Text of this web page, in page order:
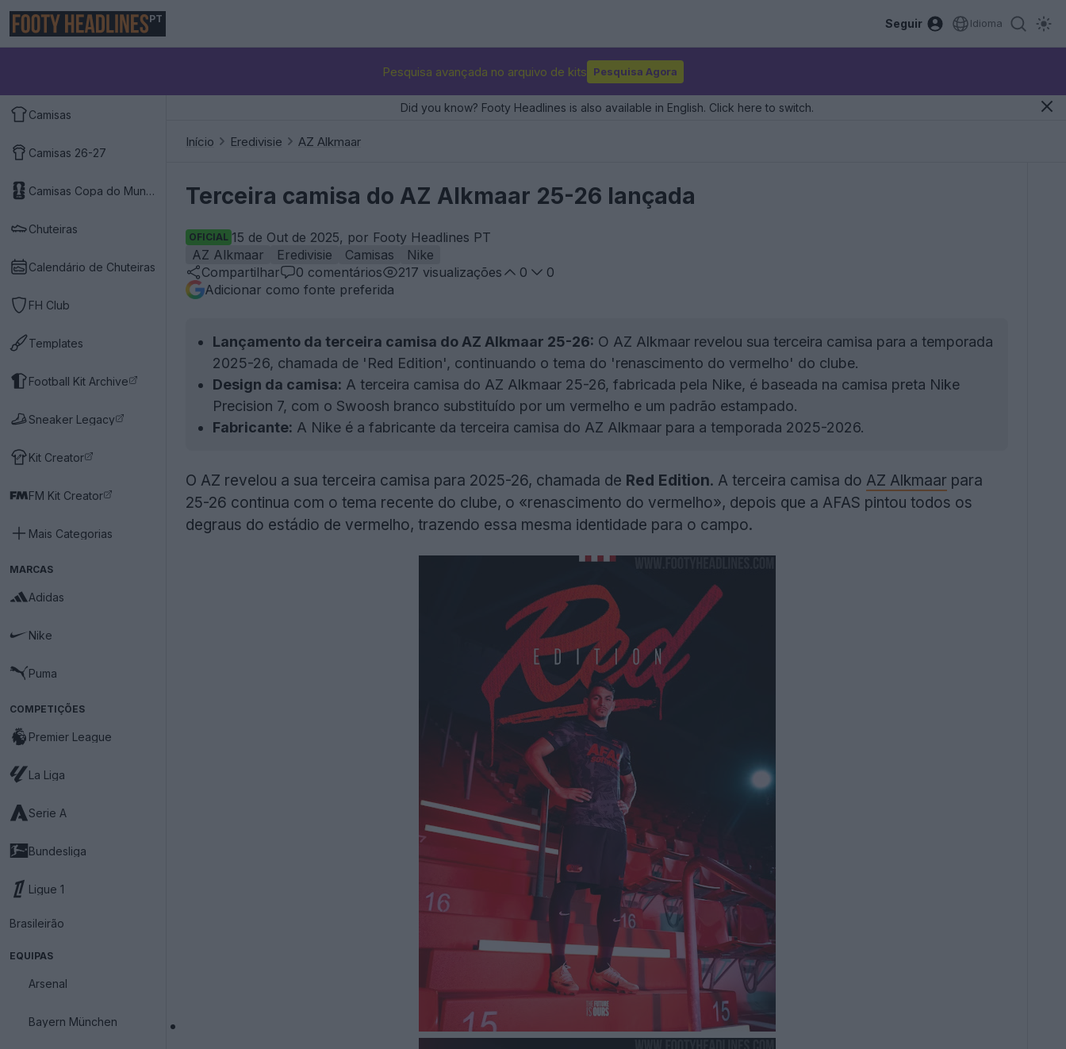
PT Seguir Idioma
Pesquisa avançada no arquivo de kits Pesquisa Agora
Camisas
Camisas 26-27
Camisas Copa do Mundo 2026
Chuteiras
Calendário de Chuteiras
FH Club
Templates
Football Kit Archive
Sneaker Legacy
Kit Creator
FM Kit Creator
Mais Categorias
MARCAS
Adidas
Nike
Puma
COMPETIÇÕES
Premier League
La Liga
Serie A
Bundesliga
Ligue 1
Brasileirão
EQUIPAS
Arsenal
Bayern München
Did you know? Footy Headlines is also available in English. Click here to switch.
Início Eredivisie AZ Alkmaar
Terceira camisa do AZ Alkmaar 25-26 lançada
OFICIAL 15 de Out de 2025, por Footy Headlines PT
AZ Alkmaar
Eredivisie Camisas
Nike
Compartilhar
0 comentários 217 visualizações 0
0
Adicionar como fonte preferida
Lançamento da terceira camisa do AZ Alkmaar 25-26: O AZ Alkmaar revelou sua terceira camisa para a temporada
2025-26, chamada de 'Red Edition', continuando o tema do 'renascimento do vermelho' do clube.
Design da camisa: A terceira camisa do AZ Alkmaar 25-26, fabricada pela Nike, é baseada na camisa preta Nike
Precision 7, com o Swoosh branco substituído por um vermelho e um padrão estampado.
Fabricante: A Nike é a fabricante da terceira camisa do AZ Alkmaar para a temporada 2025-2026.
O AZ revelou a sua terceira camisa para 2025-26, chamada de Red Edition. A terceira camisa do AZ Alkmaar para
25-26 continua com o tema recente do clube, o «renascimento do vermelho», depois que a AFAS pintou todos os
degraus do estádio de vermelho, trazendo essa mesma identidade para o campo.